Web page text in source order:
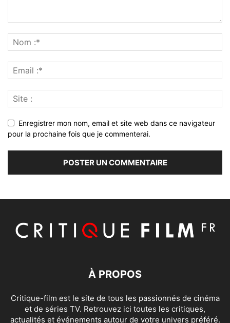
Enregistrer mon nom, email et site web dans ce navigateur
pour la prochaine fois que je commenterai.
À PROPOS
Critique-film est le site de tous les passionnés de cinéma
et de séries TV. Retrouvez ici toutes les critiques,
actualités et événements autour de votre univers préféré.